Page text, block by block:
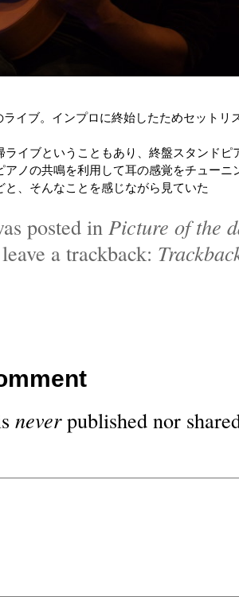
ライブ。インプロに終始したためセットリ
ライブということもあり、終盤スタンドピ
アノの共鳴を利用して耳の感覚をチューニ
と、そんなことを感じながら見ていた
posted in Picture of the
a trackback:
neverpublished nor